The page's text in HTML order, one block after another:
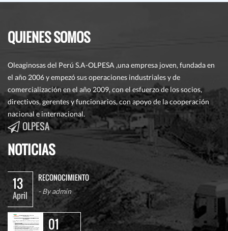
QUIENES SOMOS
Oleaginosas del Perú S.A-OLPESA ,una empresa joven, fundada en
el año 2006 y empezó sus operaciones industriales y de
comercialización en el año 2009, con el esfuerzo de los socios,
directivos, gerentes y funcionarios, con apoyo de la cooperación
nacional e internacional.
OLPESA
NOTICIAS
13
April
RECONOCIMIENTO
- Byadmin
01